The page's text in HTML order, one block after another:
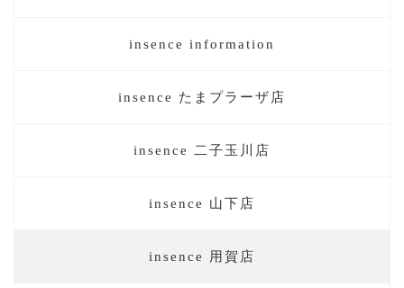
insence information
insence たまプラーザ店
insence 二子玉川店
insence 山下店
insence 用賀店